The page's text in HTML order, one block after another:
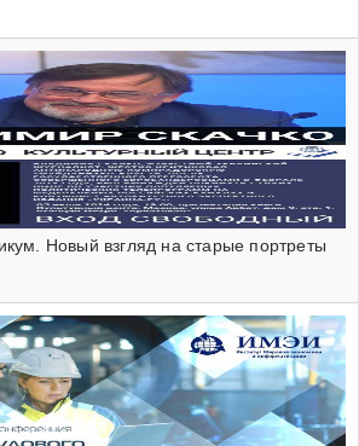
Новый взгляд на старые портреты